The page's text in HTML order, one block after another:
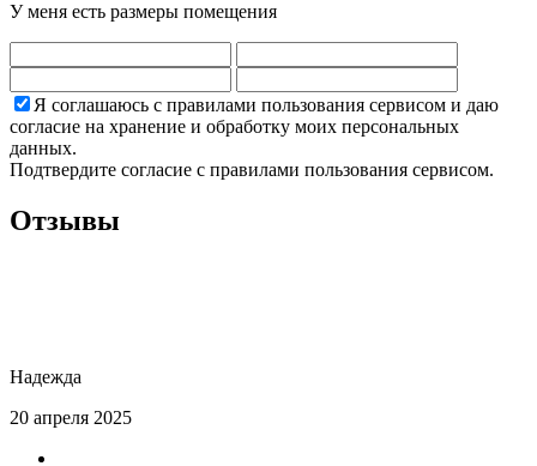
У меня есть размеры помещения
Я соглашаюсь с правилами пользования сервисом и даю
согласие на хранение и обработку моих персональных
данных.
Подтвердите согласие с правилами пользования сервисом.
Отзывы
Надежда
20 апреля 2025